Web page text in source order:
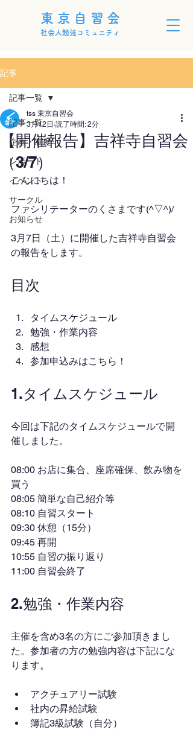
東京自習会
社会人勉強コミュニティ
記事
記事一覧
企画・制度
レポート
イベント
サークル
お知らせ
記事一覧
【開催報告】吉祥寺自習会
（3/7）
tss 東京自習会
3月12日 読了時間: 2分
こんにちは！
ファシリテーターのくさまです(^▽^)/
3月7日（土）に開催した吉祥寺自習会
の報告をします。
目次
タイムスケジュール
勉強・作業内容
感想
参加申込みはこちら！
1.タイムスケジュール
今回は下記のタイムスケジュールで開
催しました。
08:00 お店に集合、座席確保、飲み物を
買う
08:05 簡単な自己紹介等
08:10 自習スタート
09:30 休憩（15分）
09:45 再開
10:55 自習の振り返り
11:00 自習会終了
2.勉強・作業内容
主催を含め3名の方にご参加頂きまし
た。参加者の方の勉強内容は下記にな
ります。
アクチュアリー試験
社内の昇給試験
簿記3級試験（自分）